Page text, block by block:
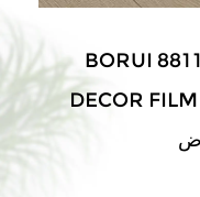
BORUI
DECOR